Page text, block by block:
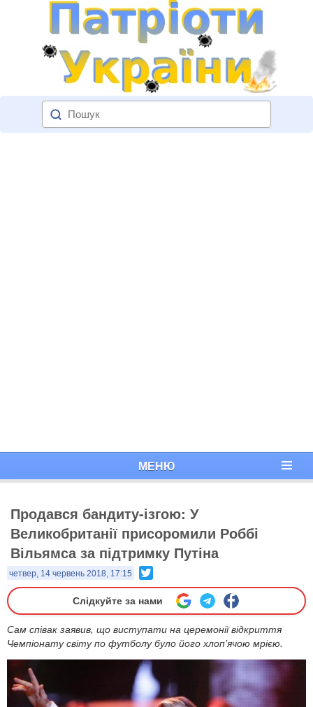
МЕНЮ
Продався бандиту-ізгою: У
Великобританії присоромили Роббі
Вільямса за підтримку Путіна
четвер, 14 червень 2018, 17:15
Слідкуйте за нами
Сам співак заявив, що виступати на церемонії відкриття
Чемпіонату світу по футболу було його хлоп'ячою мрією.